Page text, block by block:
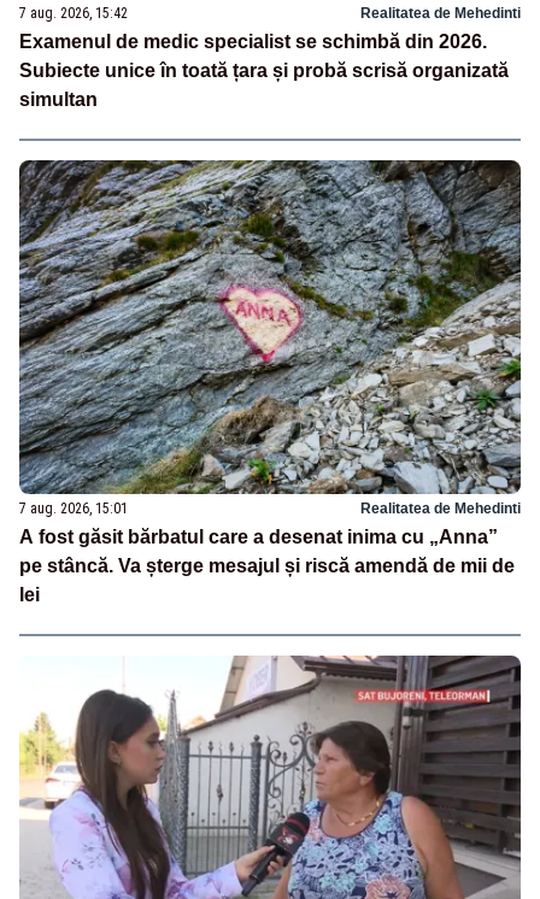
7 aug. 2026, 15:42 Realitatea de Mehedinti
Examenul de medic specialist se schimbă din 2026.
Subiecte unice în toată țara și probă scrisă organizată
simultan
7 aug. 2026, 15:01 Realitatea de Mehedinti
A fost găsit bărbatul care a desenat inima cu „Anna”
pe stâncă. Va șterge mesajul și riscă amendă de mii de
lei